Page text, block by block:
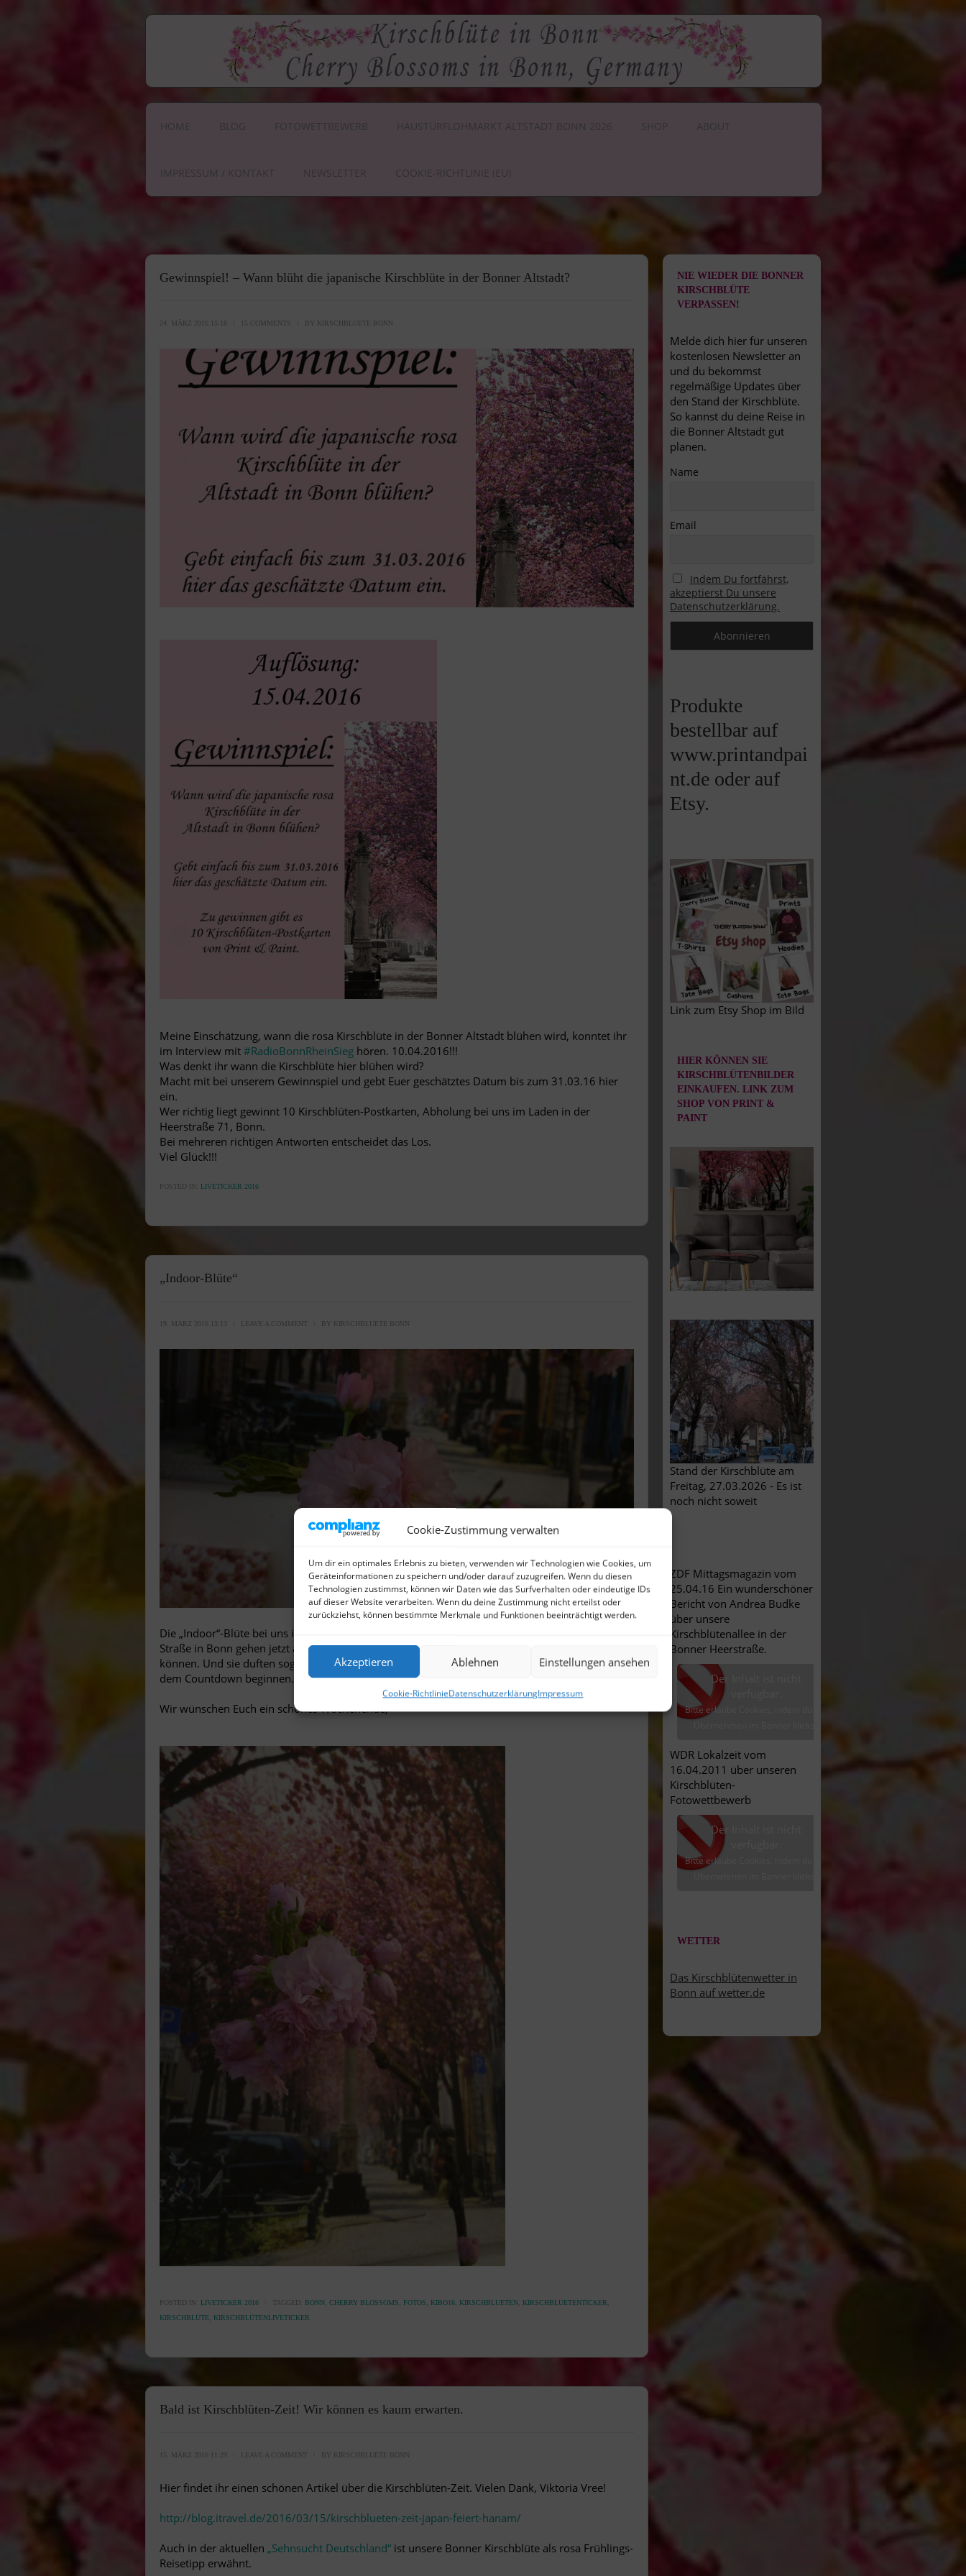
Cookie-Zustimmung verwalten
Um dir ein optimales Erlebnis zu bieten, verwenden wir Technologien wie Cookies, um
Geräteinformationen zu speichern und/oder darauf zuzugreifen. Wenn du diesen
Technologien zustimmst, können wir Daten wie das Surfverhalten oder eindeutige IDs
auf dieser Website verarbeiten. Wenn du deine Zustimmung nicht erteilst oder
zurückziehst, können bestimmte Merkmale und Funktionen beeinträchtigt werden.
Akzeptieren Ablehnen Einstellungen ansehen
Cookie-RichtlinieDatenschutzerklärungImpressum
HOME BLOG FOTOWETTBEWERB HAUSTÜRFLOHMARKT ALTSTADT BONN 2026 SHOP ABOUT
IMPRESSUM / KONTAKT NEWSLETTER COOKIE-RICHTLINIE (EU)
Gewinnspiel! – Wann blüht die japanische Kirschblüte in der Bonner Altstadt?
24. MÄRZ 2016 15:18 15 COMMENTS BY KIRSCHBLUETE BONN
Meine Einschätzung, wann die rosa Kirschblüte in der Bonner Altstadt blühen wird, konntet ihr
im Interview mit #RadioBonnRheinSieg hören. 10.04.2016!!!
Was denkt ihr wann die Kirschblüte hier blühen wird?
Macht mit bei unserem Gewinnspiel und gebt Euer geschätztes Datum bis zum 31.03.16 hier
ein.
Wer richtig liegt gewinnt 10 Kirschblüten-Postkarten, Abholung bei uns im Laden in der
Heerstraße 71, Bonn.
Bei mehreren richtigen Antworten entscheidet das Los.
Viel Glück!!!
POSTED IN: LIVETICKER 2016
„Indoor-Blüte“
19. MÄRZ 2016 13:13 LEAVE A COMMENT BY KIRSCHBLUETE BONN
Die „Indoor“-Blüte bei uns im Laden . Die vor zwei Wochen erbeuteten Zweige von der Breite
Straße in Bonn gehen jetzt auf. Es ist schön, die Blüten einmal von ganz nah betrachten zu
können. Und sie duften sogar ganz zart. Sobald es nun endlich wärmer wird können wir mit
dem Countdown beginnen.
Wir wünschen Euch ein schönes Wochenende,
POSTED IN: LIVETICKER 2016 TAGGED: BONN CHERRY BLOSSOMS FOTOS KIBO16 KIRSCHBLUETEN KIRSCHBLUETENTICKER
KIRSCHBLÜTE
KIRSCHBLÜTENLIVETICKER
Bald ist Kirschblüten-Zeit! Wir können es kaum erwarten.
15. MÄRZ 2016 11:29 LEAVE A COMMENT BY KIRSCHBLUETE BONN
Hier findet ihr einen schönen Artikel über die Kirschblüten-Zeit. Vielen Dank, Viktoria Vree!
http://blog.itravel.de/2016/03/15/kirschblueten-zeit-japan-feiert-hanam/
Auch in der aktuellen „Sehnsucht Deutschland“ ist unsere Bonner Kirschblüte als rosa Frühlings-
Reisetipp erwähnt.
NIE WIEDER DIE BONNER
KIRSCHBLÜTE
VERPASSEN!
Melde dich hier für unseren
kostenlosen Newsletter an
und du bekommst
regelmäßige Updates über
den Stand der Kirschblüte.
So kannst du deine Reise in
die Bonner Altstadt gut
planen.
Name
Email
Indem Du fortfährst,
akzeptierst Du unsere
Datenschutzerklärung.
Produkte
bestellbar auf
www.printandpai
nt.de oder auf
Etsy.
Link zum Etsy Shop im Bild
HIER KÖNNEN SIE
KIRSCHBLÜTENBILDER
EINKAUFEN. LINK ZUM
SHOP VON PRINT &
PAINT
Stand der Kirschblüte am
Freitag, 27.03.2026 - Es ist
noch nicht soweit
ZDF Mittagsmagazin vom
25.04.16 Ein wunderschöner
Bericht von Andrea Budke
über unsere
Kirschblütenallee in der
Bonner Heerstraße.
Der Inhalt ist nicht
Bitte erlaube Cookies, indem du auf
WDR Lokalzeit vom
16.04.2011 über unseren
Kirschblüten-
Fotowettbewerb
Der Inhalt ist nicht
Bitte erlaube Cookies, indem du auf
WETTER
Das Kirschblütenwetter in
Bonn auf wetter.de